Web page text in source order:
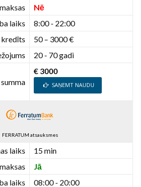
Nē
laiks
8:00 - 22:00
kredīts
50 – 3000 €
20 - 70 gadi
€ 3000
SAŅEMT NAUDU
FERRATUM atsauksmes
laiks
15 min
Jā
laiks
08:00 - 20:00